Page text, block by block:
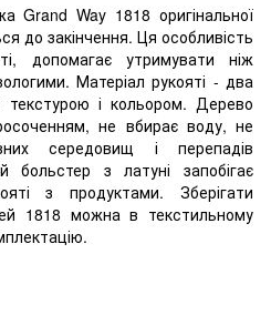
Grand Way 1818 оригінальної
до закінчення. Ця особливість
допомагає утримувати ніж
Матеріал рукояті - два
і кольором. Дерево
не вбирає воду, не
середовищ і перепадів
больстер з латуні запобігає
з продуктами. Зберігати
1818 можна в текстильному